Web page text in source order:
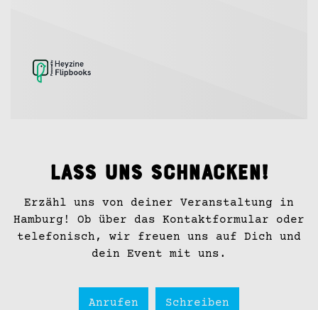
Lass uns schnacken!
Erzähl uns von deiner Veranstaltung in
Hamburg! Ob über das Kontaktformular oder
telefonisch, wir freuen uns auf Dich und
dein Event mit uns.
Anrufen Schreiben